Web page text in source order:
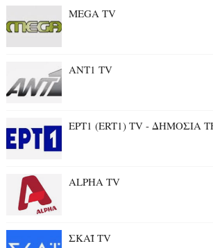
MEGA TV
ANT1 TV
ΕΡΤ1 (ERT1) TV - ΔΗΜΟΣΙΑ
ALPHA TV
ΣΚΑΪ TV